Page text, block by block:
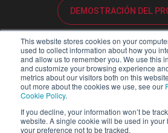
This website stores cookies on your
used to collect information about how you
and allow us to remember you. We use this
and customize your browsing experience
metrics about our visitors both on this
out more about the cookies we use, see our
Cookie Policy.
If you decline, your information won’t be
website. A single cookie will be used in your
your preference not to be tracked.
DEMOSTRACIÓN DEL
ATENCIÓN AL
PORTAL DE